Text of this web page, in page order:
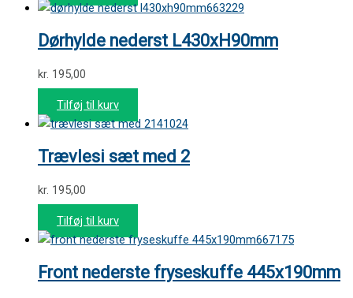
663229
Dørhylde nederst L430xH90mm
kr. 195,00
Tilføj til kurv
141024
Trævlesi sæt med 2
kr. 195,00
Tilføj til kurv
667175
Front nederste fryseskuffe 445x190mm